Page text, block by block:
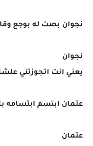
نجوان بصت له بوجع
نجوان
يعني انت اتجوزتني
عتمان ابتسم ابتسامه
عتمان